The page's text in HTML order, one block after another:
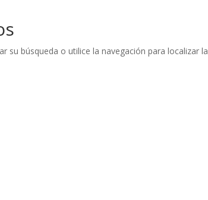
su búsqueda o utilice la navegación para localizar la